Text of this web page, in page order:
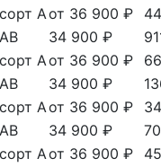
сорт Аот 36 900 ₽
АВ 34 900 ₽
сорт Аот 36 900 ₽
АВ 34 900 ₽
сорт Аот 36 900 ₽
АВ 34 900 ₽
сорт Аот 36 900 ₽